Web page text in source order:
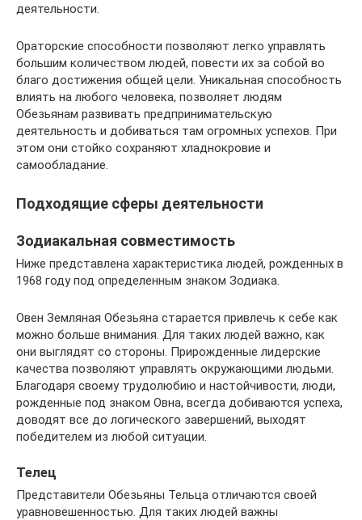
деятельности.
Ораторские способности позволяют легко управлять
большим количеством людей, повести их за собой во
благо достижения общей цели. Уникальная способность
влиять на любого человека, позволяет людям
Обезьянам развивать предпринимательскую
деятельность и добиваться там огромных успехов. При
этом они стойко сохраняют хладнокровие и
самообладание.
Подходящие сферы деятельности
Зодиакальная совместимость
Ниже представлена характеристика людей, рожденных в
1968 году под определенным знаком Зодиака.
Овен Земляная Обезьяна старается привлечь к себе как
можно больше внимания. Для таких людей важно, как
они выглядят со стороны. Прирожденные лидерские
качества позволяют управлять окружающими людьми.
Благодаря своему трудолюбию и настойчивости, люди,
рожденные под знаком Овна, всегда добиваются успеха,
доводят все до логического завершений, выходят
победителем из любой ситуации.
Телец
Представители Обезьяны Тельца отличаются своей
уравновешенностью. Для таких людей важны